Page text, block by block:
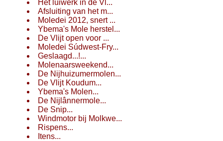
Het luiwerk in de Vl...
Afsluiting van het m...
Moledei 2012, snert ...
Ybema's Mole herstel...
De Vlijt open voor ...
Moledei Súdwest-Fry...
Geslaagd...!...
Molenaarsweekend...
De Nijhuizumermolen...
De Vlijt Koudum...
Ybema's Molen...
De Nijlânnermole...
De Snip...
Windmotor bij Molkwe...
Rispens...
Itens...